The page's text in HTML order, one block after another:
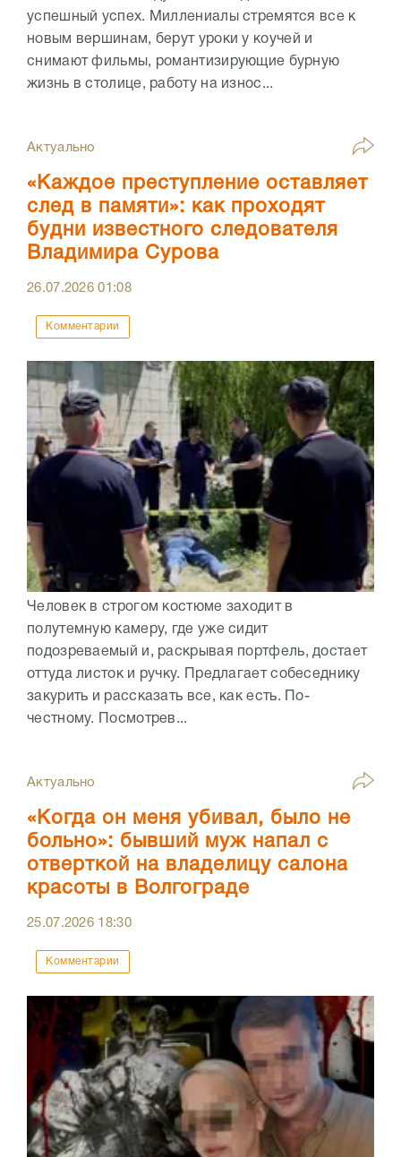
успешный успех. Миллениалы стремятся все к
новым вершинам, берут уроки у коучей и
снимают фильмы, романтизирующие бурную
жизнь в столице, работу на износ...
Актуально
«Каждое преступление оставляет
след в памяти»: как проходят
будни известного следователя
Владимира Сурова
26.07.202601:08
Комментарии
Человек в строгом костюме заходит в
полутемную камеру, где уже сидит
подозреваемый и, раскрывая портфель, достает
оттуда листок и ручку. Предлагает собеседнику
закурить и рассказать все, как есть. По-
честному. Посмотрев...
Актуально
«Когда он меня убивал, было не
больно»: бывший муж напал с
отверткой на владелицу салона
красоты в Волгограде
25.07.2026 18:30
Комментарии